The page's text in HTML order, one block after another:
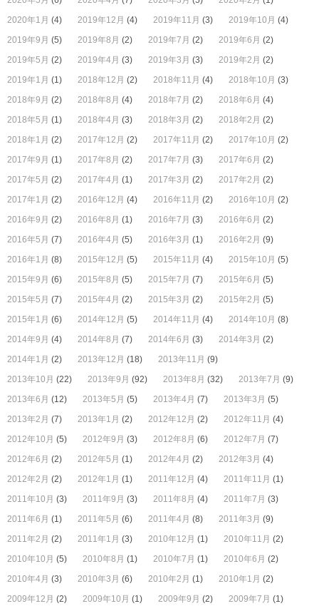
2020年1月 (4) 2019年12月 (4) 2019年11月 (3) 2019年10月 (4)
2019年9月 (5) 2019年8月 (2) 2019年7月 (2) 2019年6月 (2)
2019年5月 (2) 2019年4月 (3) 2019年3月 (3) 2019年2月 (2)
2019年1月 (1) 2018年12月 (2) 2018年11月 (4) 2018年10月 (3)
2018年9月 (2) 2018年8月 (4) 2018年7月 (2) 2018年6月 (4)
2018年5月 (1) 2018年4月 (3) 2018年3月 (2) 2018年2月 (2)
2018年1月 (2) 2017年12月 (2) 2017年11月 (2) 2017年10月 (2)
2017年9月 (1) 2017年8月 (2) 2017年7月 (3) 2017年6月 (2)
2017年5月 (2) 2017年4月 (1) 2017年3月 (2) 2017年2月 (2)
2017年1月 (2) 2016年12月 (4) 2016年11月 (2) 2016年10月 (2)
2016年9月 (2) 2016年8月 (1) 2016年7月 (3) 2016年6月 (2)
2016年5月 (7) 2016年4月 (5) 2016年3月 (1) 2016年2月 (9)
2016年1月 (8) 2015年12月 (5) 2015年11月 (4) 2015年10月 (5)
2015年9月 (6) 2015年8月 (5) 2015年7月 (7) 2015年6月 (5)
2015年5月 (7) 2015年4月 (2) 2015年3月 (2) 2015年2月 (5)
2015年1月 (6) 2014年12月 (5) 2014年11月 (4) 2014年10月 (8)
2014年9月 (4) 2014年8月 (7) 2014年6月 (3) 2014年3月 (2)
2014年1月 (2) 2013年12月 (18) 2013年11月 (9)
2013年10月 (22) 2013年9月 (92) 2013年8月 (32) 2013年7月 (9)
2013年6月 (12) 2013年5月 (5) 2013年4月 (7) 2013年3月 (5)
2013年2月 (7) 2013年1月 (2) 2012年12月 (2) 2012年11月 (4)
2012年10月 (5) 2012年9月 (3) 2012年8月 (6) 2012年7月 (7)
2012年6月 (2) 2012年5月 (1) 2012年4月 (2) 2012年3月 (4)
2012年2月 (2) 2012年1月 (1) 2011年12月 (4) 2011年11月 (1)
2011年10月 (3) 2011年9月 (3) 2011年8月 (4) 2011年7月 (3)
2011年6月 (1) 2011年5月 (6) 2011年4月 (8) 2011年3月 (9)
2011年2月 (2) 2011年1月 (3) 2010年12月 (1) 2010年11月 (2)
2010年10月 (5) 2010年8月 (1) 2010年7月 (1) 2010年6月 (2)
2010年4月 (3) 2010年3月 (6) 2010年2月 (1) 2010年1月 (2)
2009年12月 (2) 2009年10月 (1) 2009年9月 (2) 2009年7月 (1)